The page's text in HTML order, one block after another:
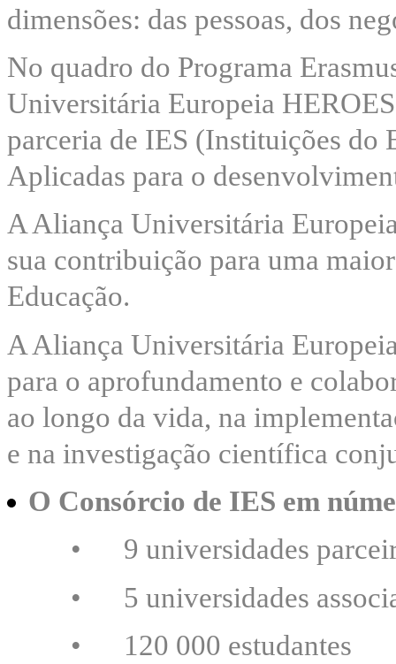
dimensões: das pessoas, dos
No quadro do Programa
Universitária Europeia
parceria de IES (Instituições do
Aplicadas para o
A Aliança Universitária
sua contribuição para uma
Educação.
A Aliança Universitária
para o aprofundamento e
ao longo da vida, na
e na investigação científica
O Consórcio de IES em
•
9 universidades
•
5 universidades
•
120 000 estudantes